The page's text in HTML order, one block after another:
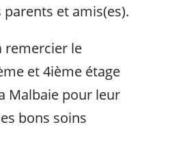
et amis(es).
remercier le
et 4ième étage
Malbaie pour leur
bons soins